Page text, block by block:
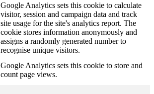
Google Analytics sets this cookie to calculate
visitor, session and campaign data and track
site usage for the site's analytics report. The
cookie stores information anonymously and
assigns a randomly generated number to
recognise unique visitors.
Google Analytics sets this cookie to store and
count page views.